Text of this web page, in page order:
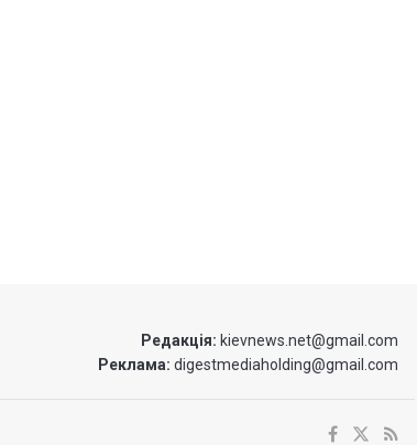
Редакція: kievnews.net@gmail.com
Реклама: digestmediaholding@gmail.com